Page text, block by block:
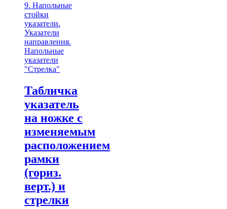
9. Напольные
стойки
указатели.
Указатели
направления.
Напольные
указатели
"Стрелка"
Табличка
указатель
на ножке с
изменяемым
расположением
рамки
(гориз.
верт.) и
стрелки